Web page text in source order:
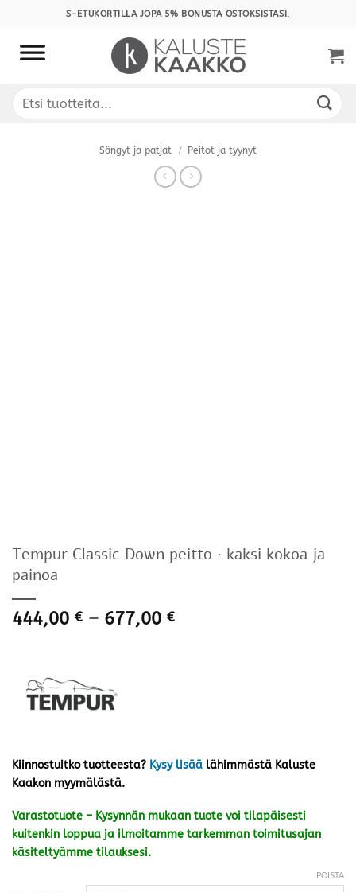
content
S-ETUKORTILLA JOPA 5% BONUSTA OSTOKSISTASI.
Etsi:
Sängyt ja patjat / Peitot ja tyynyt
Tempur Classic Down peitto · kaksi kokoa ja
painoa
444,00 € – 677,00 €Hintaluokka:
Kiinnostuitko tuotteesta? Kysy lisää lähimmästä Kaluste
Kaakon myymälästä.
Varastotuote – Kysynnän mukaan tuote voi tilapäisesti
kuitenkin loppua ja ilmoitamme tarkemman toimitusajan
käsiteltyämme tilauksesi.
POISTA